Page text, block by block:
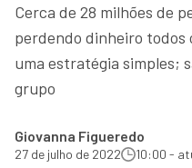
Cerca de 28 milhões de
perdendo dinheiro todos
uma estratégia simples;
grupo
Giovanna Figueredo
27 de julho de 2022 10:00 -